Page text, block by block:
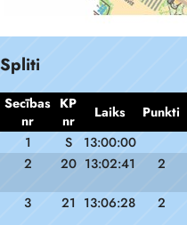
Spliti
Secības
nr
KP
nr
Laiks Punkti
1
S
13:00:00
2
20 13:02:41 2
3 21 13:06:28 2